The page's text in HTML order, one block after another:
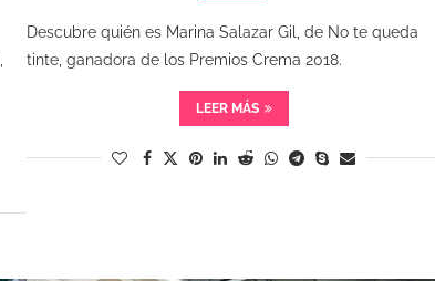
Descubre quién es Marina Salazar Gil, de No te queda
tinte, ganadora de los Premios Crema 2018.
LEER MÁS